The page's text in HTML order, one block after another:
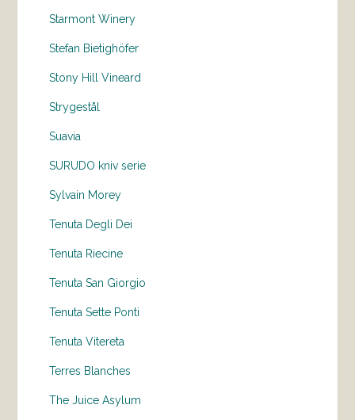
Starmont Winery
Stefan Bietighöfer
Stony Hill Vineard
Strygestål
Suavia
SURUDO kniv serie
Sylvain Morey
Tenuta Degli Dei
Tenuta Riecine
Tenuta San Giorgio
Tenuta Sette Ponti
Tenuta Vitereta
Terres Blanches
The Juice Asylum